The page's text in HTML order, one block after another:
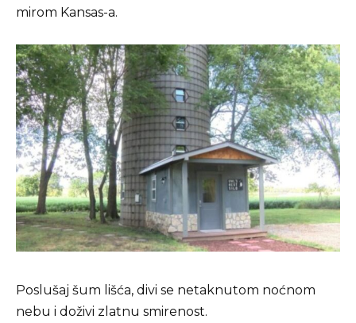
mirom Kansas-a.
Poslušaj šum lišća, divi se netaknutom noćnom
nebu i doživi zlatnu smirenost.